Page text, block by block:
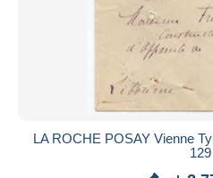
LA ROCHE POSAY Vienne
129